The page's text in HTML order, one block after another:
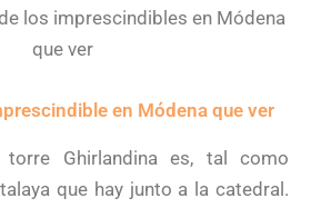
los imprescindibles en Módena
que ver
en Módena que ver
Ghirlandina es, tal como
que hay junto a la catedral.